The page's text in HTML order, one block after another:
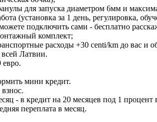
для запуска диаметром 6мм и
(установка за 1 день, регулировка,
подключить сами - бесплатно
комплект;
расходы +30 centi/km до вас и
Латвии.
евро.
мини кредит.
- в кредит на 20 месяцев под 1
переплата в месяц.